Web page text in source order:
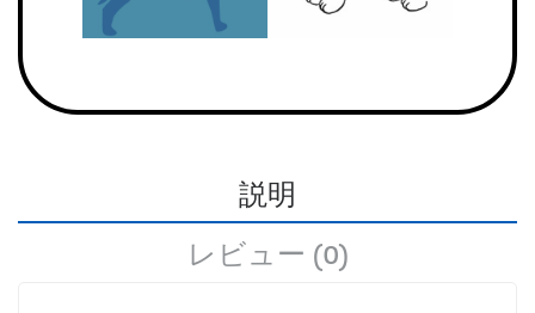
説明
レビュー (0)